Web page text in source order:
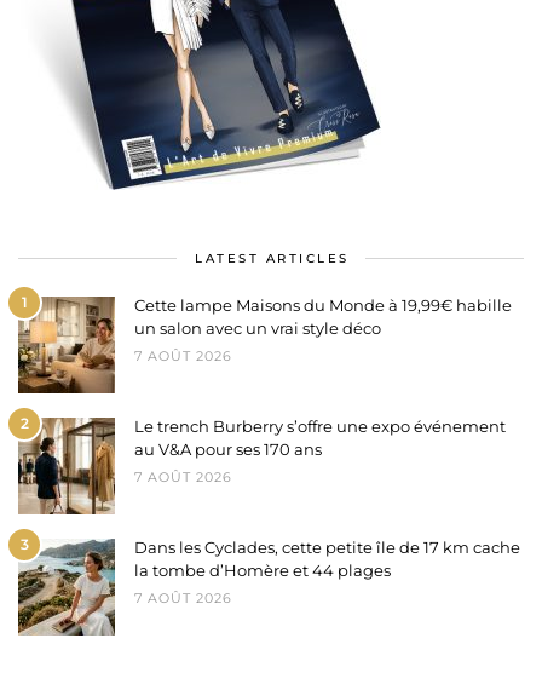
LATEST ARTICLES
1
Cette lampe Maisons du Monde à 19,99€ habille
un salon avec un vrai style déco
7 AOÛT 2026
2
Le trench Burberry s’offre une expo événement
au V&A pour ses 170 ans
7 AOÛT 2026
3
Dans les Cyclades, cette petite île de 17 km cache
la tombe d’Homère et 44 plages
7 AOÛT 2026